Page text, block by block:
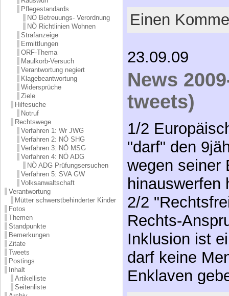
Pflegestandards
NÖ Betreuungs- Verordnung
NÖ Richtlinien Wohnen
Strafanzeige
Ermittlungen
ORF-Thema
Maulkorb-Versuch
Verantwortung negiert
Klagebeantwortung
Widersprüche
Ziele
Hilfesuche
Notruf
Rechtswege
Verfahren 1: Wr JWG
Verfahren 2: NÖ SHG
Verfahren 3: NÖ MSG
Verfahren 4: NÖ ADG
NÖ ADG Prüfungsersuchen
Verfahren 5: SVA GW
Volksanwaltschaft
Verantwortung
Mütter schwerstbehinderter Kinder
Fotos
Themen
Standpunkte
Bemerkungen
Zitate
Tweets
Postings
Inhalt
Artikelliste
Seitenliste
Einen
23.09.09
News
tweets)
1/2
"darf" den
wegen seiner
hinauswerfen
2/2
Rechts-
Inklusion ist
darf keine
Enklaven